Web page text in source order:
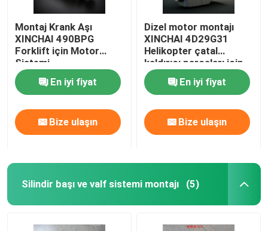
Montaj Krank Aşı
XINCHAI 490BPG
Forklift için Motor
Sistemi
En iyi fiyat
Bize ulaşın
Dizel motor montajı
XINCHAI 4D29G31
Helikopter çatal
kaldırıcı parçaları için
3,5 Ton
En iyi fiyat
Bize ulaşın
Silindir başı ve valf sistemi montajı (5)